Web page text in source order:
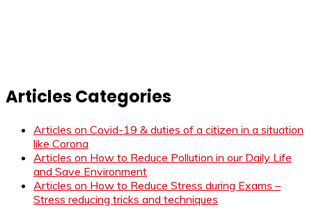
Articles Categories
Articles on Covid-19 & duties of a citizen in a situation
like Corona
Articles on How to Reduce Pollution in our Daily Life
and Save Environment
Articles on How to Reduce Stress during Exams –
Stress reducing tricks and techniques